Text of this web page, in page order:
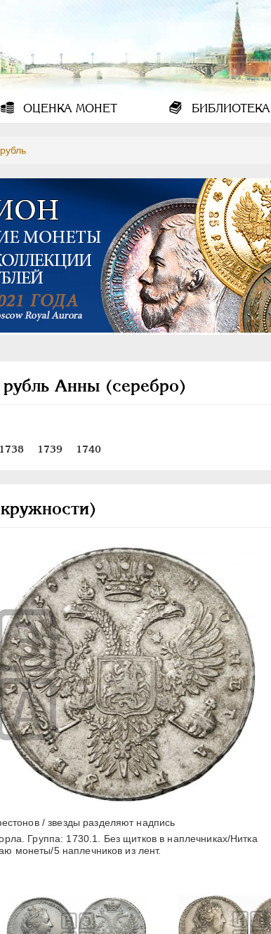
ОЦЕНКАМОНЕТ БИБЛИОТЕКА
Анны (серебро)
1738 1739 1740
/ звезды разделяют надпись
Группа: 1730.1. Без щитков в наплечниках/Нитка
монеты/5 наплечников из лент.